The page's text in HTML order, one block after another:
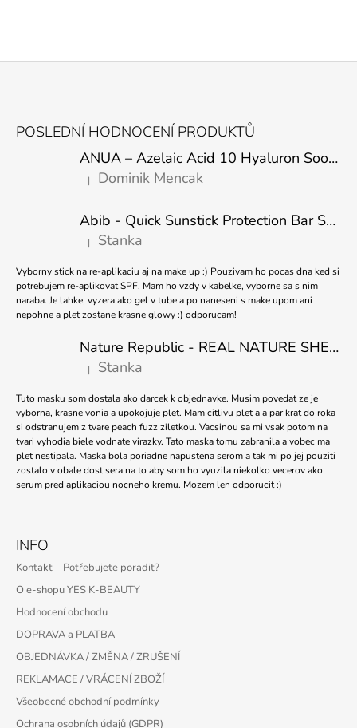
POSLEDNÍ HODNOCENÍ PRODUKTŮ
ANUA – Azelaic Acid 10 Hyaluron Soothing Serum – 30 ml
Hodnocení produktu je 5 z 5 hvězdiček.
| Dominik Mencak
Abib - Quick Sunstick Protection Bar SPF50+ PA++++ 22g
Hodnocení produktu je 5 z 5 hvězdiček.
| Stanka
Vyborny stick na re-aplikaciu aj na make up :) Pouzivam ho pocas dna ked si
potrebujem re-aplikovat SPF. Mam ho vzdy v kabelke, vyborne sa s nim
naraba. Je lahke, vyzera ako gel v tube a po naneseni s make upom ani
nepohne a plet zostane krasne glowy :) odporucam!
Nature Republic - REAL NATURE SHEET MASK TEA TREE 23ml
Hodnocení produktu je 5 z 5 hvězdiček.
| Stanka
Tuto masku som dostala ako darcek k objednavke. Musim povedat ze je
vyborna, krasne vonia a upokojuje plet. Mam citlivu plet a a par krat do roka
si odstranujem z tvare peach fuzz ziletkou. Vacsinou sa mi vsak potom na
tvari vyhodia biele vodnate virazky. Tato maska tomu zabranila a vobec ma
plet nestipala. Maska bola poriadne napustena serom a tak mi po jej pouziti
zostalo v obale dost sera na to aby som ho vyuzila niekolko vecerov ako
serum pred aplikaciou nocneho kremu. Mozem len odporucit :)
INFO
Kontakt – Potřebujete poradit?
O e-shopu YES K-BEAUTY
Hodnocení obchodu
DOPRAVA a PLATBA
OBJEDNÁVKA / ZMĚNA / ZRUŠENÍ
REKLAMACE / VRÁCENÍ ZBOŽÍ
Všeobecné obchodní podmínky
Ochrana osobních údajů (GDPR)